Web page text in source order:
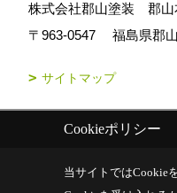
株式会社郡山塗装 郡山
〒963-0547
福島県郡
サイトマップ
Copyright (c) k-toso. All
Cookieポリシー
当サイトではCookie